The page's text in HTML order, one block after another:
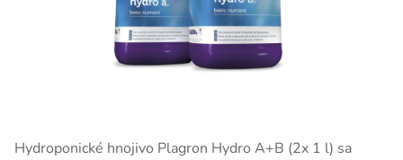
Hydroponické hnojivo Plagron Hydro A+B (2x 1 l) sa